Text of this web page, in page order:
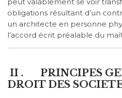
obligations résultant d’un
un architecte en personne
l’accord écrit préalable du
II .
PRINCIPES
DROIT DES